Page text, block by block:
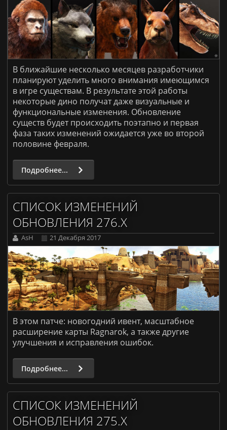
В ближайшие несколько месяцев разработчики
планируют уделить много внимания имеющимся
в игре существам. В результате этой работы
некоторые дино получат даже визуальные и
функциональные изменения. Обновление
существ будет происходить поэтапно и первая
фаза таких изменений ожидается уже во второй
половине февраля.
Подробнее...
СПИСОК ИЗМЕНЕНИЙ
ОБНОВЛЕНИЯ 276.X
AsH 21 Декабря 2017
В этом патче: новогодний ивент, масштабное
расширение карты Ragnarok, а также другие
улучшения и исправления ошибок.
Подробнее...
СПИСОК ИЗМЕНЕНИЙ
ОБНОВЛЕНИЯ 275.X